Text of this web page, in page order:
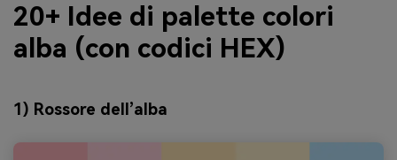
20+ Idee di palette colori
alba (con codici HEX)
1) Rossore dell’alba